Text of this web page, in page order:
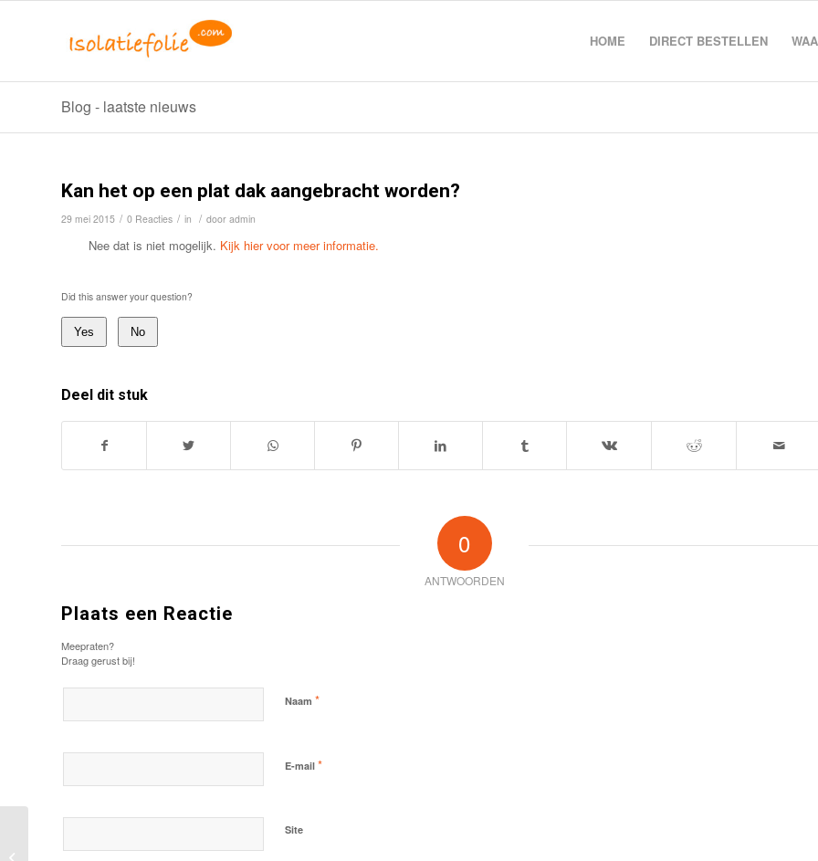
HOME DIRECT BESTELLEN
Blog - laatste nieuws
Kan het op een plat dak aangebracht worden?
29 mei 2015 / 0 Reacties / in / door admin
Nee dat is niet mogelijk. Kijk hier voor meer informatie.
Did this answer your question?
Yes No
Deel dit stuk
0
ANTWOORDEN
Plaats een Reactie
Meepraten?
Draag gerust bij!
Naam *
E-mail *
Site
Moet ik de naden overlappen of tegen